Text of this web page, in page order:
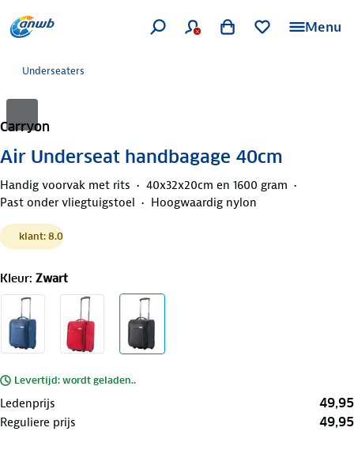
Menu
Underseaters
Carryon
Air Underseat handbagage 40cm
Handig voorvak met rits
40x32x20cm en 1600 gram
Past onder vliegtuigstoel
Hoogwaardig nylon
klant: 8.0
Kleur: Zwart
Levertijd: wordt geladen..
Ledenprijs 49,95
Reguliere prijs 49,95